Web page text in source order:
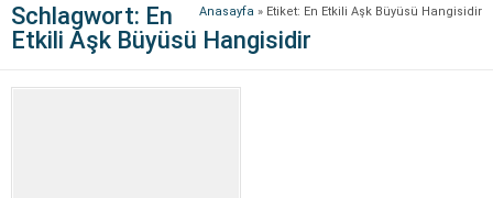
Anasayfa » Etiket: En Etkili Aşk Büyüsü Hangisidir
Schlagwort: En
Etkili Aşk Büyüsü Hangisidir